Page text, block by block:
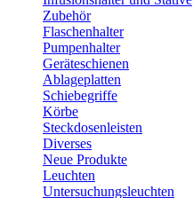
Zubehör
Flaschenhalter
Pumpenhalter
Geräteschienen
Ablageplatten
Schiebegriffe
Körbe
Steckdosenleisten
Diverses
Neue Produkte
Leuchten
Untersuchungsleuchten